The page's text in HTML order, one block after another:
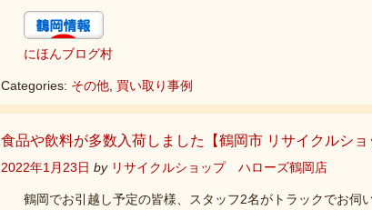
にほんブログ村
Categories: その他 買い取り事例
食品や飲料が多数入荷しました【鶴岡市 リサイクルショ
2022年1月23日 by リサイクルショップ ハローズ鶴岡店
鶴岡でお引越し予定の皆様、スタッフ2名がトラックでお伺